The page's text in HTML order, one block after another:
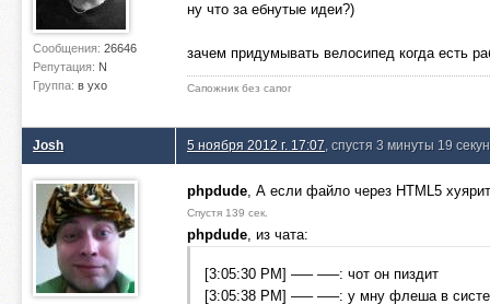
Сообщения: 26646
Репутация: N
Группа: в ухо
ну что за ебнутые идеи?)
зачем придумывать велосипед когда есть
Сапожник без сапог
Josh 5 ноября 2012 г. 17:07 , спустя 3 минуты 19
phpdude, А если файло через HTML5
Спустя 139 сек.
phpdude, из чата:
[3:05:30 PM] —– —–: чот он пиздит
[3:05:38 PM] —– —–: у мну флеша в